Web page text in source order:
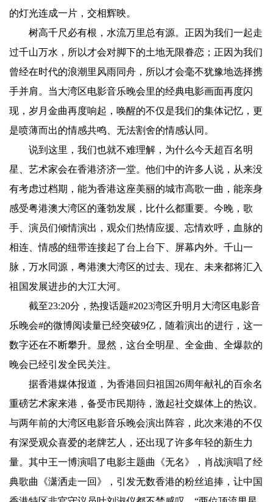
的灯光连成一片，交相辉映。
树高千尺必有根，水流万里总有源。正因为我们一起走
过千山万水，所以才会对脚下的土地无限眷恋；正因为我们
曾经在时代的浪潮里风雨同舟，所以才会毫不犹豫地选择携
手并肩。当大湾区电影音乐晚会里的经典电影画面再度闪
现，岁月金曲再度响起，唤醒的不仅是我们的集体记忆，更
是喷薄而出的情感共鸣、无法割舍的情感认同。
说到这里，我们也就不难理解，为什么今天超百名明
星、艺术家会在香港济济一堂。他们中的许多人说，从来没
有考虑过档期，能为香港这座美丽的城市高歌一曲，能亲身
感受粤港澳大湾区的蓬勃发展，比什么都重要。今晚，歌
手、演员们倾情演出，观众们热情应援、忘情欢呼，血脉的
相连、情感的纽带连接起了台上台下、屏幕内外。千山一
脉，万水同源，粤港澳大湾区的过去、现在、未来都将汇入
祖国发展进步的大江大河。
截至23:20分，热搜话题#2023湾区升明月大湾区电影音
乐晚会#的微博阅读量已经突破9亿，随着演出的进行，这一
数字还在不断攀升。显然，这台全明星、全金曲、全爆款的
晚会已经引发全民关注。
据香港媒体报道，为香港回归祖国26周年献礼的百余名
重磅艺术家来港，备受市民期待，激起社交媒体上的热议。
与两年前的大湾区电影音乐晚会演出阵容，此次来港的不仅
有深受观众喜爱的老牌艺人，还出现了许多年轻的新生力
量。其中王一博演唱了电影主题曲《无名》，肖战演唱了经
典歌曲《潇洒走一回》，引发无数香港的粉丝追捧，让中国